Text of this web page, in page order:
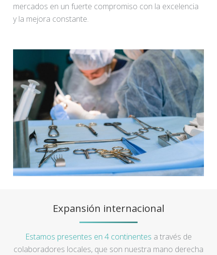
mercados en un fuerte compromiso con la excelencia
y la mejora constante.
Expansión internacional
Estamos presentes en 4 continentes a través de
colaboradores locales, que son nuestra mano derecha